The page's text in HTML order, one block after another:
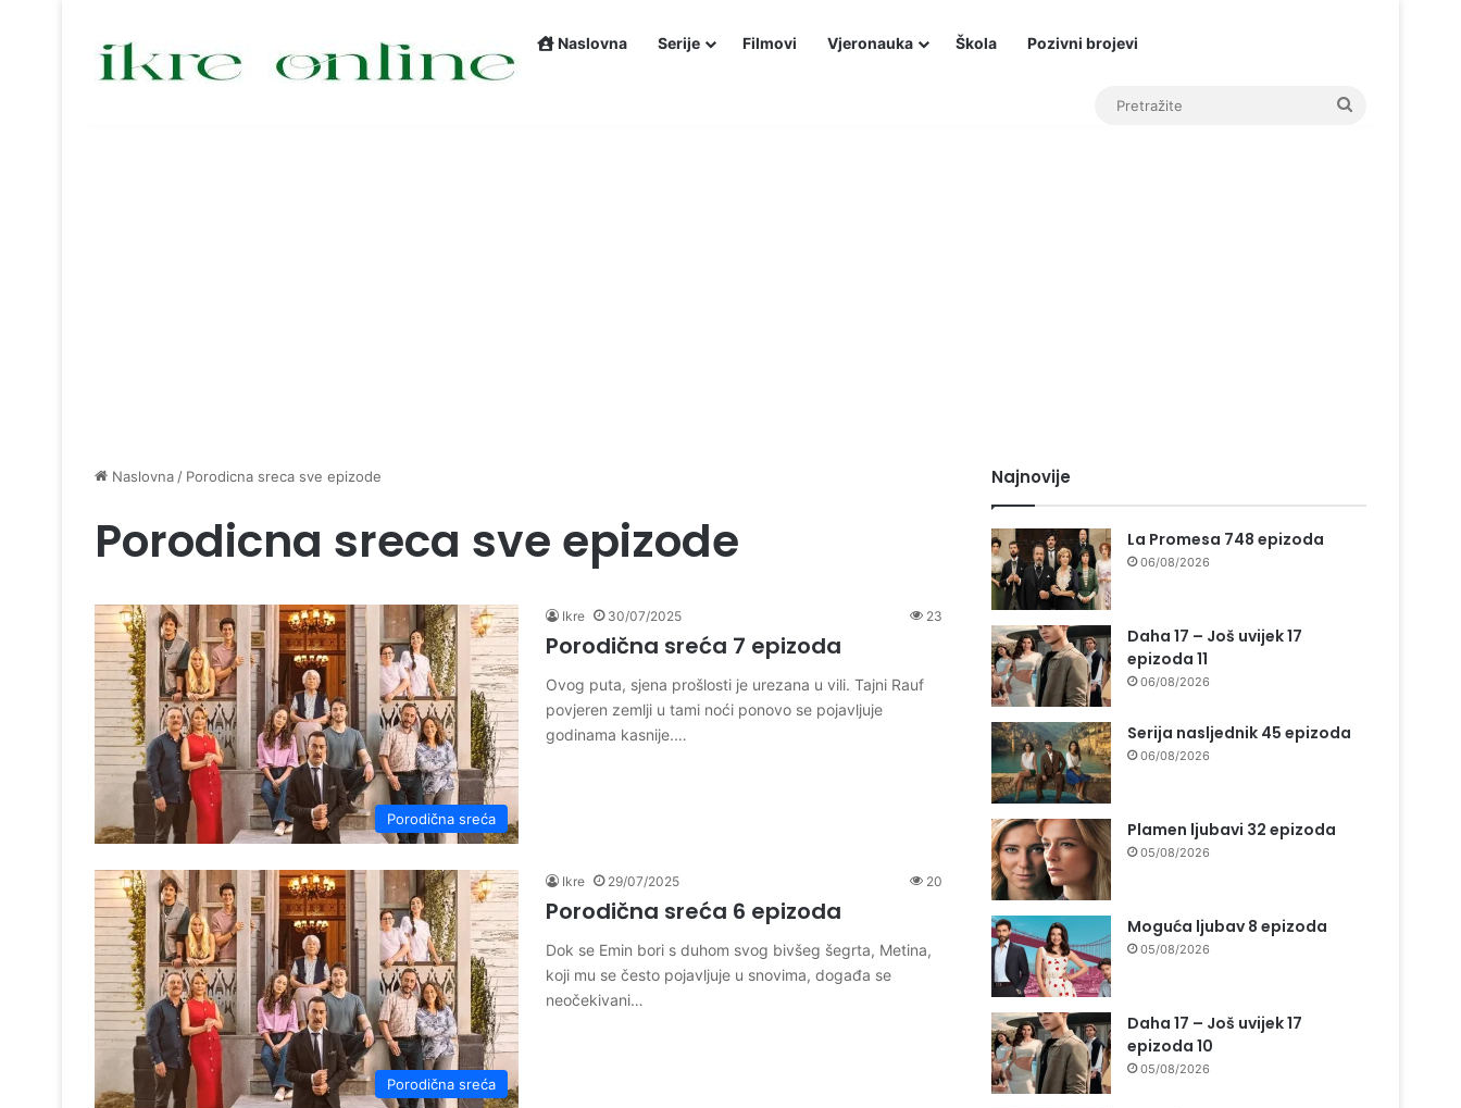
Naslovna Serije Filmovi Vjeronauka Škola Pozivni brojevi
Naslovna / Porodicna sreca sve epizode
Porodicna sreca sve epizode
Porodična sreća
Ikre 30/07/2025 23
Porodična sreća 7 epizoda
Ovog puta, sjena prošlosti je urezana u vili. Tajni Rauf
povjeren zemlji u tami noći ponovo se pojavljuje
godinama kasnije.…
Porodična sreća
Ikre 29/07/2025 20
Porodična sreća 6 epizoda
Dok se Emin bori s duhom svog bivšeg šegrta, Metina,
koji mu se često pojavljuje u snovima, događa se
neočekivani…
Najnovije
La Promesa 748 epizoda
06/08/2026
Daha 17 – Još uvijek 17
epizoda 11
06/08/2026
Serija nasljednik 45 epizoda
06/08/2026
Plamen ljubavi 32 epizoda
05/08/2026
Moguća ljubav 8 epizoda
05/08/2026
Daha 17 – Još uvijek 17
epizoda 10
05/08/2026